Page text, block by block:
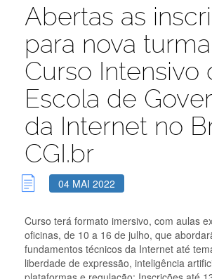
Abertas as
para nova
Curso Intensivo
Escola de
da Internet no
CGI.br
04 MAI 2022
Curso terá formato imersivo, com aulas
oficinas, de 10 a 16 de julho, que
fundamentos técnicos da Internet até
liberdade de expressão, inteligência